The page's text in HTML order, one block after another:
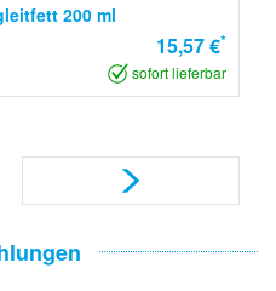
200 ml
15,57 €*
sofort lieferbar